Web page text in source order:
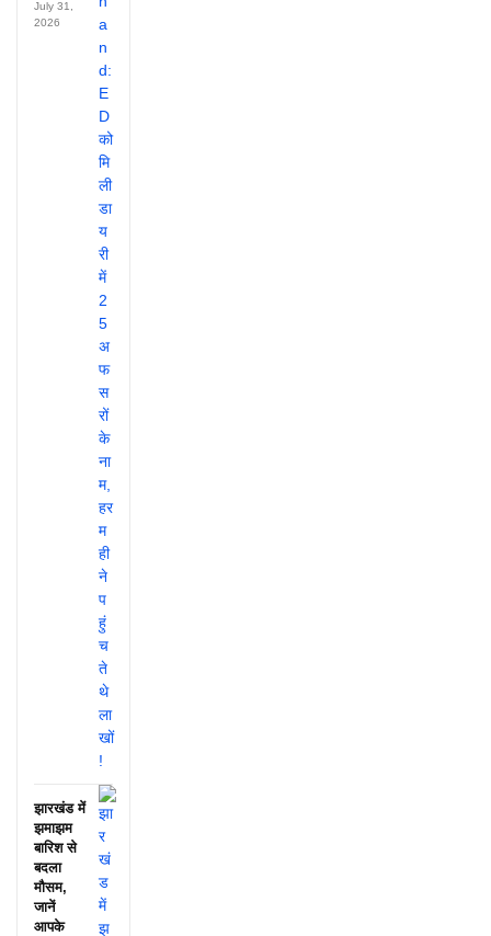
July 31,
2026
झारखंड में
झमाझम
बारिश से
बदला
मौसम,
जानें
आपके